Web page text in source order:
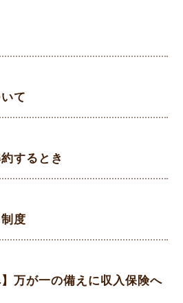
て
するとき
度
】万が一の備えに収入保険へ